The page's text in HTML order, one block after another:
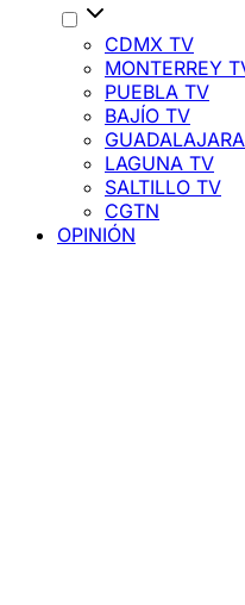
CDMX TV
MONTERREY
PUEBLA TV
BAJÍO TV
LAGUNA TV
SALTILLO TV
CGTN
OPINIÓN